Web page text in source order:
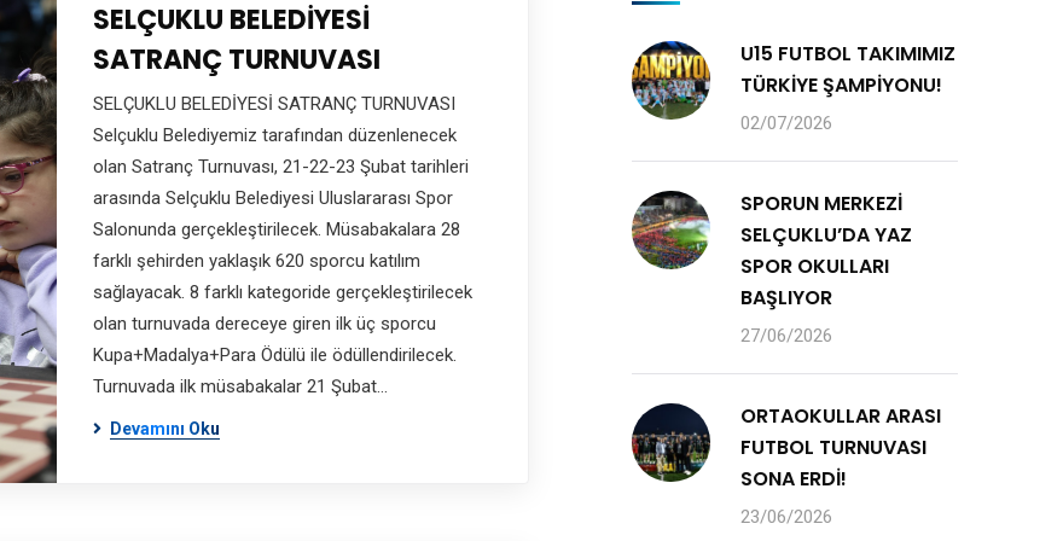
SELÇUKLU BELEDİYESİ
SATRANÇ TURNUVASI
SELÇUKLU BELEDİYESİ SATRANÇ TURNUVASI
Selçuklu Belediyemiz tarafından düzenlenecek
olan Satranç Turnuvası, 21-22-23 Şubat tarihleri
arasında Selçuklu Belediyesi Uluslararası Spor
Salonunda gerçekleştirilecek. Müsabakalara 28
farklı şehirden yaklaşık 620 sporcu katılım
sağlayacak. 8 farklı kategoride gerçekleştirilecek
olan turnuvada dereceye giren ilk üç sporcu
Kupa+Madalya+Para Ödülü ile ödüllendirilecek.
Turnuvada ilk müsabakalar 21 Şubat…
Devamını Oku
U15 FUTBOL TAKIMIMIZ
TÜRKİYE ŞAMPİYONU!
02/07/2026
SPORUN MERKEZİ
SELÇUKLU’DA YAZ
SPOR OKULLARI
BAŞLIYOR
27/06/2026
ORTAOKULLAR ARASI
FUTBOL TURNUVASI
SONA ERDİ!
23/06/2026